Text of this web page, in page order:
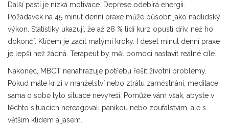
Další pastí je nízká motivace. Deprese odebírá energii.
Požadavek na 45 minut denní praxe může působit jako nadlidský
výkon. Statistiky ukazují, že až 28 % lidí kurz opustí dřív, než ho
dokončí. Klíčem je začít malými kroky. I deset minut denní praxe
je lepší než žádná. Terapeut by měl pomoci nastavit reálné cíle.
Nakonec, MBCT nenahrazuje potřebu řešit životní problémy.
Pokud máte krizi v manželství nebo ztrátu zaměstnání, meditace
sama o sobě tyto situace nevyřeší. Pomůže vám však, abyste v
těchto situacích nereagovali panikou nebo zoufalstvím, ale s
větším klidem a jasem.